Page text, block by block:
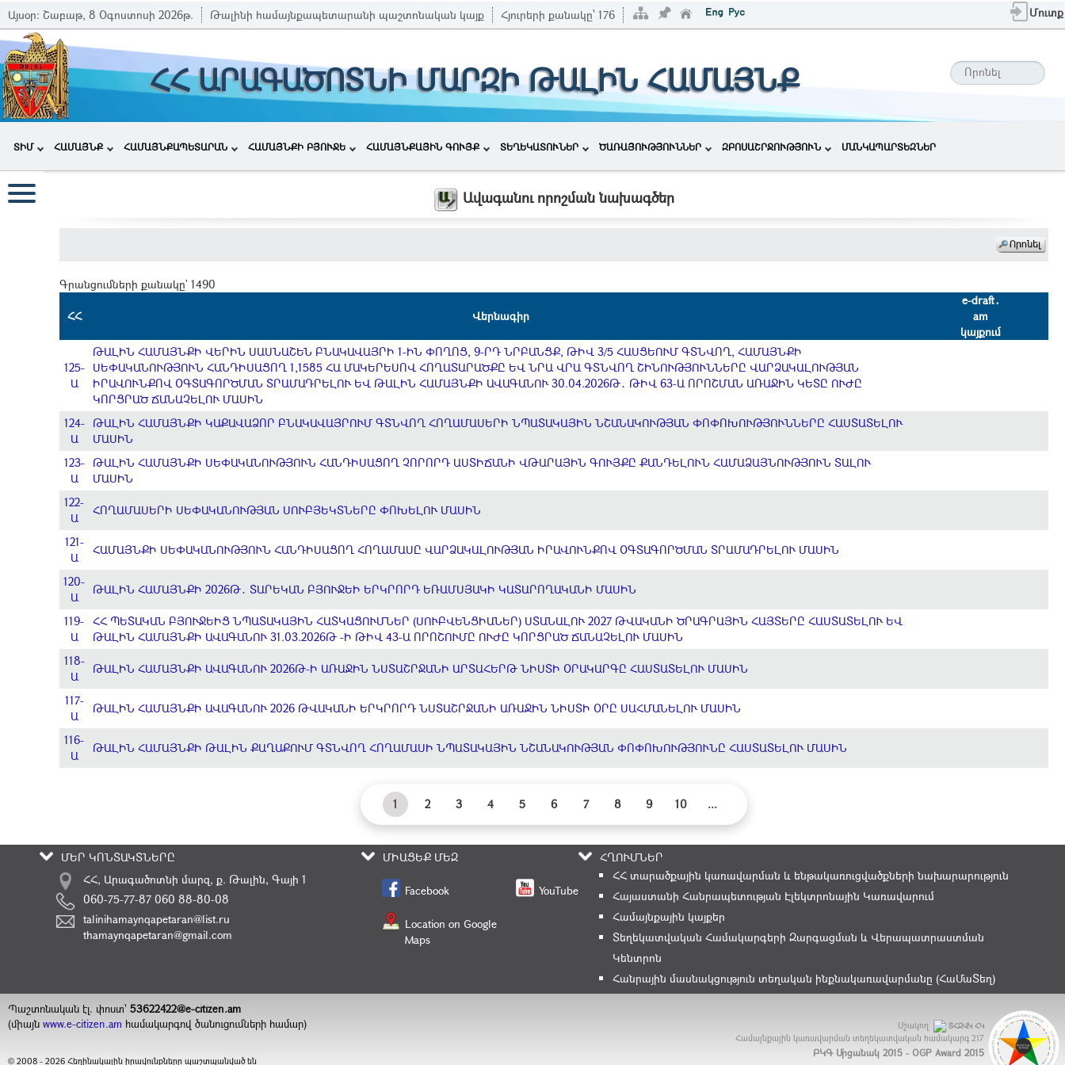
Այսօր: Շաբաթ, 8 Օգոստոսի 2026թ. Թալինի համայնքապետարանի պաշտոնական կայք Հյուրերի քանակը՝ 176 Մուտք
ՀՀ ԱՐԱԳԱԾՈՏՆԻ ՄԱՐԶԻ ԹԱԼԻՆ ՀԱՄԱՅՆՔ
ՏԻՄ ՀԱՄԱՅՆՔ ՀԱՄԱՅՆՔԱՊԵՏԱՐԱՆ ՀԱՄԱՅՆՔԻ ԲՅՈՒՋԵ ՀԱՄԱՅՆՔԱՅԻՆ ԳՈՒՅՔ ՏԵՂԵԿԱՏՈՒՆԵՐ ԾԱՌԱՅՈՒԹՅՈՒՆՆԵՐ ԶԲՈՍԱՇՐՋՈՒԹՅՈՒՆ ՄԱՆԿԱՊԱՐՏԵԶՆԵՐ
Ավագանու որոշման նախագծեր
Գրանցումների քանակը` 1490
ՀՀ Վերնագիր
e-draft․
am
կայքում
125-
Ա
ԹԱԼԻՆ ՀԱՄԱՅՆՔԻ ՎԵՐԻՆ ՍԱՍՆԱՇԵՆ ԲՆԱԿԱՎԱՅՐԻ 1-ԻՆ ՓՈՂՈՑ, 9-ՐԴ ՆՐԲԱՆՑՔ, ԹԻՎ 3/5 ՀԱՍՑԵՈՒՄ ԳՏՆՎՈՂ, ՀԱՄԱՅՆՔԻ
ՍԵՓԱԿԱՆՈՒԹՅՈՒՆ ՀԱՆԴԻՍԱՑՈՂ 1,1585 ՀԱ ՄԱԿԵՐԵՍՈՎ ՀՈՂԱՏԱՐԱԾՔԸ ԵՎ ՆՐԱ ՎՐԱ ԳՏՆՎՈՂ ՇԻՆՈՒԹՅՈՒՆՆԵՐԸ ՎԱՐՁԱԿԱԼՈՒԹՅԱՆ
ԻՐԱՎՈՒՆՔՈՎ ՕԳՏԱԳՈՐԾՄԱՆ ՏՐԱՄԱԴՐԵԼՈՒ ԵՎ ԹԱԼԻՆ ՀԱՄԱՅՆՔԻ ԱՎԱԳԱՆՈՒ 30.04.2026Թ․ ԹԻՎ 63-Ա ՈՐՈՇՄԱՆ ԱՌԱՋԻՆ ԿԵՏԸ ՈՒԺԸ
ԿՈՐՑՐԱԾ ՃԱՆԱՉԵԼՈՒ ՄԱՍԻՆ
124-
Ա
ԹԱԼԻՆ ՀԱՄԱՅՆՔԻ ԿԱՔԱՎԱՁՈՐ ԲՆԱԿԱՎԱՅՐՈՒՄ ԳՏՆՎՈՂ ՀՈՂԱՄԱՍԵՐԻ ՆՊԱՏԱԿԱՅԻՆ ՆՇԱՆԱԿՈՒԹՅԱՆ ՓՈՓՈԽՈՒԹՅՈՒՆՆԵՐԸ ՀԱՍՏԱՏԵԼՈՒ
ՄԱՍԻՆ
123-
Ա
ԹԱԼԻՆ ՀԱՄԱՅՆՔԻ ՍԵՓԱԿԱՆՈՒԹՅՈՒՆ ՀԱՆԴԻՍԱՑՈՂ ՉՈՐՈՐԴ ԱՍՏԻՃԱՆԻ ՎԹԱՐԱՅԻՆ ԳՈՒՅՔԸ ՔԱՆԴԵԼՈՒՆ ՀԱՄԱՁԱՅՆՈՒԹՅՈՒՆ ՏԱԼՈՒ
ՄԱՍԻՆ
122-
Ա
ՀՈՂԱՄԱՍԵՐԻ ՍԵՓԱԿԱՆՈՒԹՅԱՆ ՍՈՒԲՅԵԿՏՆԵՐԸ ՓՈԽԵԼՈՒ ՄԱՍԻՆ
121-
Ա
ՀԱՄԱՅՆՔԻ ՍԵՓԱԿԱՆՈՒԹՅՈՒՆ ՀԱՆԴԻՍԱՑՈՂ ՀՈՂԱՄԱՍԸ ՎԱՐՁԱԿԱԼՈՒԹՅԱՆ ԻՐԱՎՈՒՆՔՈՎ ՕԳՏԱԳՈՐԾՄԱՆ ՏՐԱՄԱԴՐԵԼՈՒ ՄԱՍԻՆ
120-
Ա
ԹԱԼԻՆ ՀԱՄԱՅՆՔԻ 2026Թ․ ՏԱՐԵԿԱՆ ԲՅՈՒՋԵԻ ԵՐԿՐՈՐԴ ԵՌԱՄՍՅԱԿԻ ԿԱՏԱՐՈՂԱԿԱՆԻ ՄԱՍԻՆ
119-
Ա
ՀՀ ՊԵՏԱԿԱՆ ԲՅՈՒՋԵԻՑ ՆՊԱՏԱԿԱՅԻՆ ՀԱՏԿԱՑՈՒՄՆԵՐ (ՍՈՒԲՎԵՆՑԻԱՆԵՐ) ՍՏԱՆԱԼՈՒ 2027 ԹՎԱԿԱՆԻ ԾՐԱԳՐԱՅԻՆ ՀԱՅՏԵՐԸ ՀԱՍՏԱՏԵԼՈՒ ԵՎ
ԹԱԼԻՆ ՀԱՄԱՅՆՔԻ ԱՎԱԳԱՆՈՒ 31.03.2026Թ -Ի ԹԻՎ 43-Ա ՈՐՈՇՈՒՄԸ ՈՒԺԸ ԿՈՐՑՐԱԾ ՃԱՆԱՉԵԼՈՒ ՄԱՍԻՆ
118-
Ա
ԹԱԼԻՆ ՀԱՄԱՅՆՔԻ ԱՎԱԳԱՆՈՒ 2026Թ-Ի ԱՌԱՋԻՆ ՆՍՏԱՇՐՋԱՆԻ ԱՐՏԱՀԵՐԹ ՆԻՍՏԻ ՕՐԱԿԱՐԳԸ ՀԱՍՏԱՏԵԼՈՒ ՄԱՍԻՆ
117-
Ա
ԹԱԼԻՆ ՀԱՄԱՅՆՔԻ ԱՎԱԳԱՆՈՒ 2026 ԹՎԱԿԱՆԻ ԵՐԿՐՈՐԴ ՆՍՏԱՇՐՋԱՆԻ ԱՌԱՋԻՆ ՆԻՍՏԻ ՕՐԸ ՍԱՀՄԱՆԵԼՈՒ ՄԱՍԻՆ
116-
Ա
ԹԱԼԻՆ ՀԱՄԱՅՆՔԻ ԹԱԼԻՆ ՔԱՂԱՔՈՒՄ ԳՏՆՎՈՂ ՀՈՂԱՄԱՍԻ ՆՊԱՏԱԿԱՅԻՆ ՆՇԱՆԱԿՈՒԹՅԱՆ ՓՈՓՈԽՈՒԹՅՈՒՆԸ ՀԱՍՏԱՏԵԼՈՒ ՄԱՍԻՆ
1 2 3 4 5 6 7 8 9 10 ...
ՄԵՐ ԿՈՆՏԱԿՏՆԵՐԸ ՄԻԱՑԵՔ ՄԵԶ
ՀՂՈՒՄՆԵՐ
ՀՀ, Արագածոտնի մարզ, ք. Թալին, Գայի 1
060-75-77-87 060 88-80-08
talinihamaynqapetaran@list.ru
thamaynqapetaran@gmail.com
Facebook
Location on Google
Maps
YouTube
ՀՀ տարածքային կառավարման և ենթակառուցվածքների նախարարություն
Հայաստանի Հանրապետության Էլեկտրոնային Կառավարում
Համայնքային կայքեր
Տեղեկատվական Համակարգերի Զարգացման և Վերապատրաստման
Կենտրոն
Հանրային մասնակցություն տեղական ինքնակառավարմանը (ՀաՄաՏեղ)
Պաշտոնական էլ. փոստ` 53622422@e-citizen.am
(միայն www.e-citizen.am համակարգով ծանուցումների համար)
© 2008 - 2026 Հեղինակային իրավունքները պաշտպանված են
Մշակող ՏՀԶՎԿ ՀԿ
Համայնքային կառավարման տեղեկատվական համակարգ 217
ԲԿԳ Մրցանակ 2015 - OGP Award 2015